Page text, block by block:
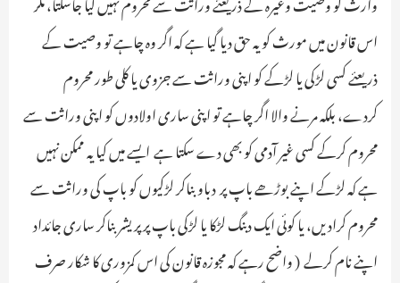
اس قانون میں مورث کو یہ حق دیا گیا ہے کہ اگر وہ چاہے تو وصیت کے
ذریعئے کسی لڑکی یا لڑکے کو اپنی وراثت سے جزوی یا کلی طور محروم
کردے، بلکہ مرنے والا اگر چاہے تو اپنی ساری اولادوں کو اپنی وراثت سے
محروم کرکے کسی غیر آدمی کو بھی دے سکتا ہے ـ ایسے میں کیا یہ ممکن نہیں
ہے کہ لڑکے اپنے بوڑھے باپ پر دباو بناکر لڑکیوں کو باپ کی وراثت سے
محروم کرادیں، یا کوئی ایک دبنگ لڑکا یا لڑکی باپ پر پریشر بناکر ساری جائداد
اپنے نام کرلے ـ ( واضح رہے کہ مجوزہ قانون کی اس کمزوری کا شکار صرف